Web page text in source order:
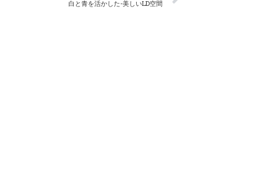
白と青を活かした-美しいLD空間